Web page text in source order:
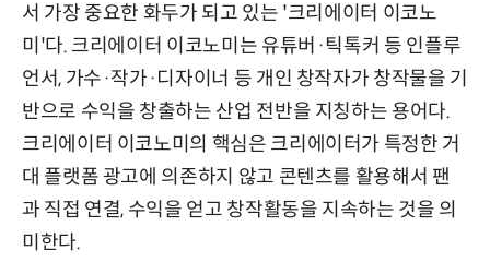
서 가장 중요한 화두가 되고 있는 '크리에이터 이코노
미'다. 크리에이터 이코노미는 유튜버·틱톡커 등 인플루
언서, 가수·작가·디자이너 등 개인 창작자가 창작물을 기
반으로 수익을 창출하는 산업 전반을 지칭하는 용어다.
크리에이터 이코노미의 핵심은 크리에이터가 특정한 거
대 플랫폼 광고에 의존하지 않고 콘텐츠를 활용해서 팬
과 직접 연결, 수익을 얻고 창작활동을 지속하는 것을 의
미한다.